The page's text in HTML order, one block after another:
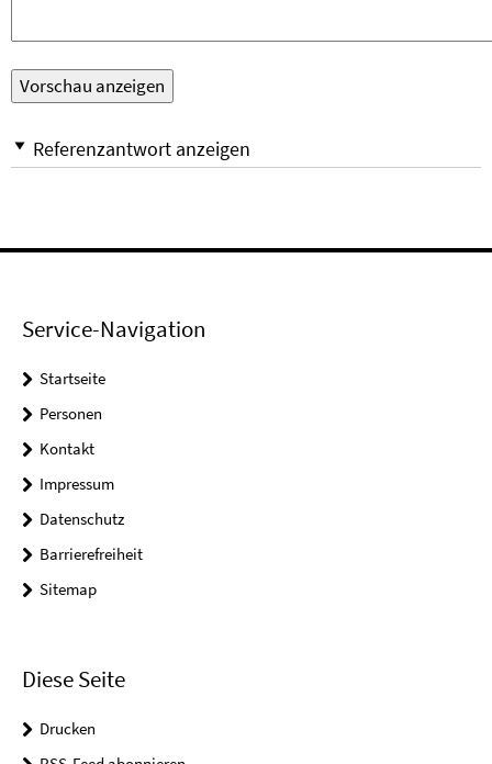
Referenzantwort anzeigen
Service-Navigation
Startseite
Personen
Kontakt
Impressum
Datenschutz
Barrierefreiheit
Sitemap
Diese Seite
Drucken